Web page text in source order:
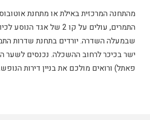
מהתחנה המרכזית באילת או מתחנת
התמרים, עולים על קו 2 של אגד
שבמעלה השדרה. יורדים בתחנת שדרות
ישר בכיכר לרחוב ההשכלה. נכנסים לשער
פאתל) ורואים מולכם את בניין דירות